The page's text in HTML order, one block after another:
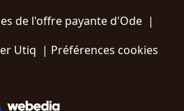
de l'offre payante d'Ode |
Utiq | Préférences cookies